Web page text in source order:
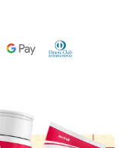
Google PayDiners Club